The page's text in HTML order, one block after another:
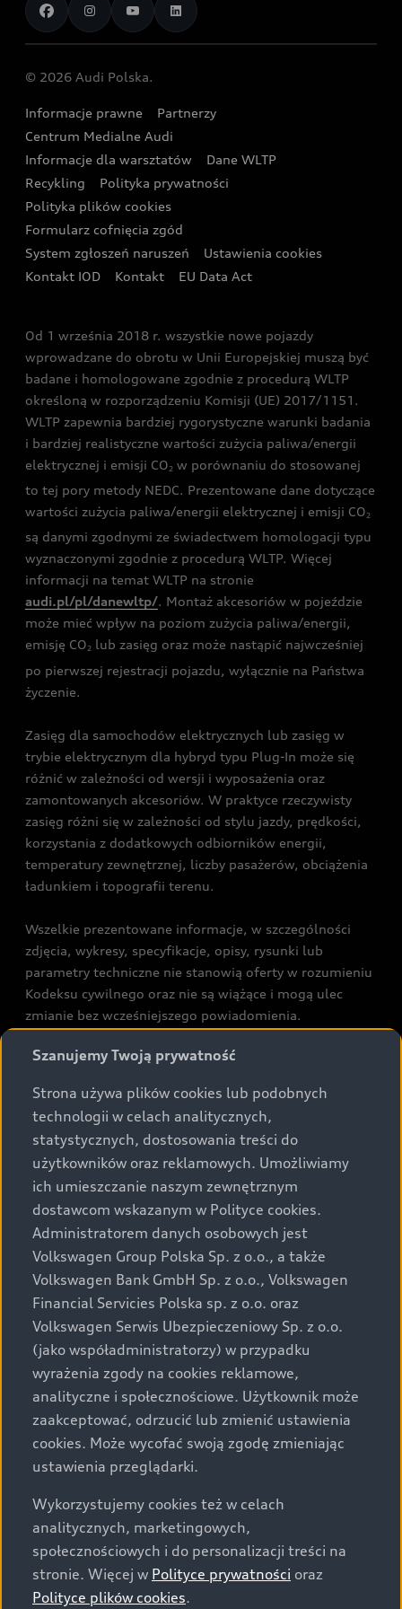
Umów się na jazdę testową
Skonfiguruj swój model z Ekspertem Audi
Dostępne samochody nowe
Wyszukaj najbliższego Partnera Audi
Oferta dla przedsiębiorców
Oferta dla klientów prywatnych
Kalkulator rat
Ubezpieczenie
Audi exclusive
Porównaj nasze modele plug-in hybrid
Zasięg
Aplikacja myAudi i usługi cyfrowe
Centrum napraw powypadkowych
Gwarancja
Akcje serwisowe Audi
Katalog online akcesoriów
Audi Revolut F1® Team
Audi i Muzeum Sztuki Nowoczesnej w Warszawie
Audi driving experience
Audi quattro Cup
Audi i Puchar Świata w Skokach Narciarskich w
Zakopanem
© 2026 Audi Polska.
Informacje prawne
Partnerzy
Centrum Medialne Audi
Informacje dla warsztatów
Dane WLTP
Recykling
Polityka prywatności
Polityka plików cookies
Formularz cofnięcia zgód
System zgłoszeń naruszeń
Ustawienia cookies
Kontakt IOD
Kontakt EU Data Act
Od 1 września 2018 r. wszystkie nowe pojazdy
wprowadzane do obrotu w Unii Europejskiej muszą być
badane i homologowane zgodnie z procedurą WLTP
określoną w rozporządzeniu Komisji (UE) 2017/1151.
WLTP zapewnia bardziej rygorystyczne warunki badania
i bardziej realistyczne wartości zużycia paliwa/energii
elektrycznej i emisji CO2 w porównaniu do stosowanej
to tej pory metody NEDC. Prezentowane dane dotyczące
wartości zużycia paliwa/energii elektrycznej i emisji CO2
są danymi zgodnymi ze świadectwem homologacji typu
wyznaczonymi zgodnie z procedurą WLTP. Więcej
informacji na temat WLTP na stronie
audi.pl/pl/danewltp/. Montaż akcesoriów w pojeździe
może mieć wpływ na poziom zużycia paliwa/energii,
emisję CO2 lub zasięg oraz może nastąpić najwcześniej
po pierwszej rejestracji pojazdu, wyłącznie na Państwa
życzenie.
Zasięg dla samochodów elektrycznych lub zasięg w
trybie elektrycznym dla hybryd typu Plug-In może się
różnić w zależności od wersji i wyposażenia oraz
zamontowanych akcesoriów. W praktyce rzeczywisty
zasięg różni się w zależności od stylu jazdy, prędkości,
korzystania z dodatkowych odbiorników energii,
temperatury zewnętrznej, liczby pasażerów, obciążenia
ładunkiem i topografii terenu.
Wszelkie prezentowane informacje, w szczególności
zdjęcia, wykresy, specyfikacje, opisy, rysunki lub
parametry techniczne nie stanowią oferty w rozumieniu
Kodeksu cywilnego oraz nie są wiążące i mogą ulec
zmianie bez wcześniejszego powiadomienia.
rozumieniu art. 5561§2 Kodeksu cywilnego oraz art.
Podane kwoty są rekomendowane i obejmują podatek
VAT (23%), chyba że inaczej zaznaczono.
Audi zastrzega sobie możliwość wprowadzenia zmian w
prezentowanych wersjach. Przedstawione detale
wyposażenia mogą różnić się od specyfikacji
przewidzianej na rynek polski. Zamieszczone zdjęcia
mogą przedstawiać wyposażenie opcjonalne, dostępne
za dopłatą. Wiążące ustalenie ceny, wyposażenia i
specyfikacji pojazdu następują w umowie sprzedaży, a
określenie parametrów technicznych zawiera
świadectwo homologacji typu pojazdu. Zastrzegamy
sobie prawo do zmian i pomyłek. Wszelkie informacje
prezentowane na stronie są aktualne na dzień ich
zamieszczania. W celu uzyskania najnowszych
informacji prosimy kontaktować się z Partnerem Marki
Audi.
Wszystkie produkowane obecnie samochody marki Audi
są wykonywane z materiałów spełniających pod
względem możliwości odzysku i recyklingu wymagania
określone w normie ISO 22628 i są zgodne z
europejskimi świadectwami homologacji wydanymi wg
Szanujemy Twoją prywatność
Strona używa plików cookies lub podobnych
technologii w celach analitycznych,
statystycznych, dostosowania treści do
użytkowników oraz reklamowych. Umożliwiamy
ich umieszczanie naszym zewnętrznym
dostawcom wskazanym w Polityce cookies.
Administratorem danych osobowych jest
Volkswagen Group Polska Sp. z o.o., a także
Volkswagen Bank GmbH Sp. z o.o., Volkswagen
Financial Servicies Polska sp. z o.o. oraz
Volkswagen Serwis Ubezpieczeniowy Sp. z o.o.
(jako współadministratorzy) w przypadku
wyrażenia zgody na cookies reklamowe,
analityczne i społecznościowe. Użytkownik może
zaakceptować, odrzucić lub zmienić ustawienia
cookies. Może wycofać swoją zgodę zmieniając
ustawienia przeglądarki.
Wykorzystujemy cookies też w celach
analitycznych, marketingowych,
społecznościowych i do personalizacji treści na
stronie. Więcej w Polityce prywatności oraz
Polityce plików cookies.